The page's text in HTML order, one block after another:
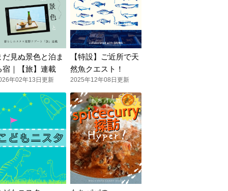
だ見ぬ景色と泊ま
宿｜【旅】連載
年02年13日更新
【特設】ご近所で天
然魚クエスト！
2025年12年08日更新